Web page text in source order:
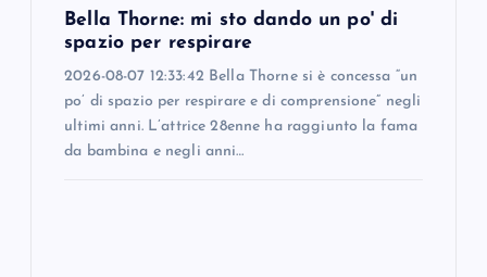
Bella Thorne: mi sto dando un po' di
spazio per respirare
2026-08-07 12:33:42 Bella Thorne si è concessa “un
po’ di spazio per respirare e di comprensione” negli
ultimi anni. L’attrice 28enne ha raggiunto la fama
da bambina e negli anni…